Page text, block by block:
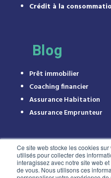
Ce site web stocke les cookies
utilisés pour collecter des
interagissez avec notre site web
de vous. Nous utilisons ces
Crédit à la
Blog
Prêt immobilier
Coaching financier
Assurance Habitation
Assurance Emprunteur